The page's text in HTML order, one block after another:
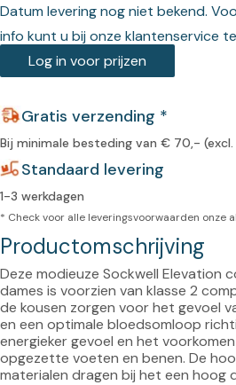
Datum levering nog niet bekend.
info kunt u bij onze klantenservice
Log in voor prijzen
Gratis verzending *
Bij minimale besteding van € 70,-
Standaard levering
1-3 werkdagen
* Check voor alle leveringsvoorwaarden onze
Productomschrijving
Deze modieuze Sockwell Elevation
dames is voorzien van klasse 2
de kousen zorgen voor het gevoel
en een optimale bloedsomloop
energieker gevoel en het
opgezette voeten en benen. De
materialen dragen bij het een hoog